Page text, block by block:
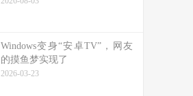
Windows变身“安卓TV”，网友
的摸鱼梦实现了
2026-03-23